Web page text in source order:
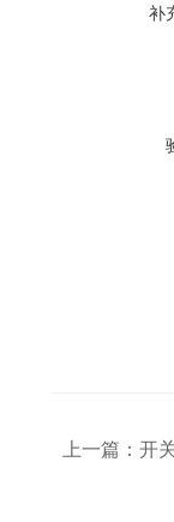
补
上一篇： 开